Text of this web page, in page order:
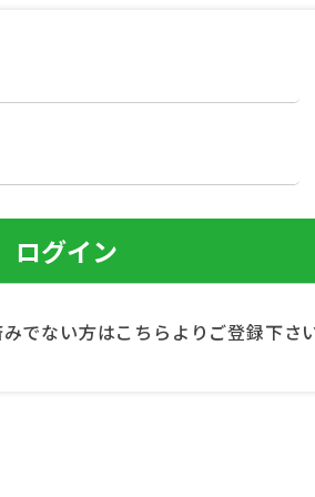
でない方はこちらよりご登録下さ